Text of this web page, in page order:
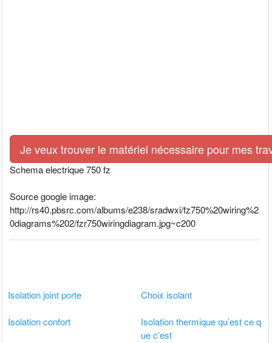
Je veux trouver le matériel nécessaire pour mes
Schema electrique 750 fz
Source google image:
http://rs40.pbsrc.com/albums/e238/sradwxi/fz750%20wiring%2
0diagrams%202/fzr750wiringdiagram.jpg~c200
Isolation joint porte Choix isolant
Isolation confort
Isolation thermique qu’est ce q
ue c’est